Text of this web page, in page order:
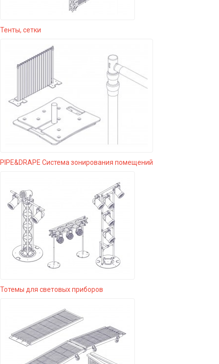
Тенты, сетки
PIPE&DRAPE Система зонирования помещений
Тотемы для световых приборов